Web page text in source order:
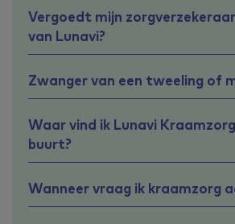
Vergoedt mijn
van Lunavi?
Zwanger van een tweeling of
Waar vind ik Lunavi
buurt?
Wanneer vraag ik kraamzorg